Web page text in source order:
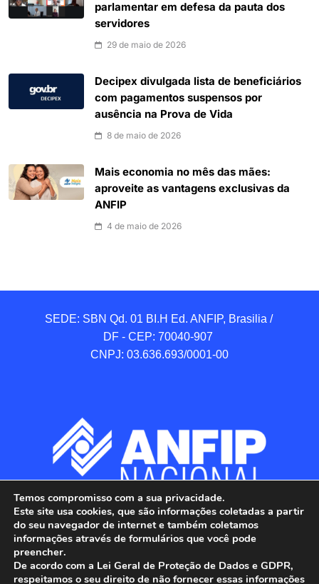
parlamentar em defesa da pauta dos
servidores
29 de maio de 2026
Decipex divulgada lista de beneficiários
com pagamentos suspensos por
ausência na Prova de Vida
8 de maio de 2026
Mais economia no mês das mães:
aproveite as vantagens exclusivas da
ANFIP
4 de maio de 2026
SEDE: SBN Qd. 01 BI.H Ed. ANFIP, Brasilia /
DF - CEP: 70040-907
CNPJ: 03.636.693/0001-00
Temos compromisso com a sua privacidade.
Este site usa cookies, que são informações coletadas a partir
do seu navegador de internet e também coletamos
informações através de formulários que você pode
preencher.
De acordo com a Lei Geral de Proteção de Dados e GDPR,
respeitamos o seu direito de não fornecer essas informações